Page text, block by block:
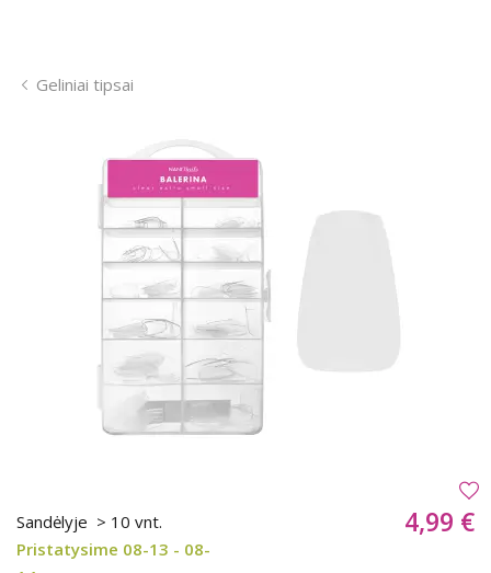
Geliniai tipsai
Sandėlyje > 10 vnt.
Pristatysime 08-13 - 08-
4,99 €